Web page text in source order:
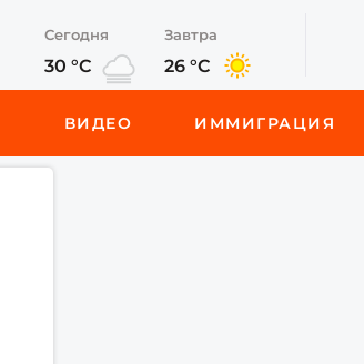
Сегодня
30 °C
Завтра
26 °C
ВИДЕО ИММИГРАЦИЯ